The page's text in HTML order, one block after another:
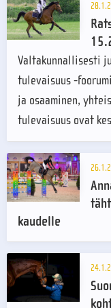
Valtakunnallisesti
tulevaisuus -
ja osaaminen,
tulevaisuus ovat
kaudelle